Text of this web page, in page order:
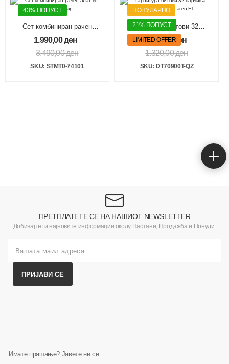
43% ПОПУСТ
Сет комбиниран рачен
алат во торба 38 пар
1.990,00ден
3.490,00ден
SKU: STMT0-74101
ПОПУЛАРНО
21% ПОПУСТ
LIMITED OFFER
Гарнитура битови 32
парчиња FLEXTORQ
McLaren F1
1.040,00ден
1.320,00ден
SKU: DT70900T-QZ
ПРЕТПЛАТЕТЕ СЕ НА НАШИОТ NEWSLETTER
Добивајте ги најновите информации околу Настани, Продажба и Понуди.
ПРИЈАВИ СЕ
Имате прашање? Јавете ни се